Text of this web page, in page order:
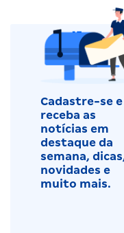
Cadastre-se e
receba as
notícias em
destaque da
semana,
novidades e
muito mais.